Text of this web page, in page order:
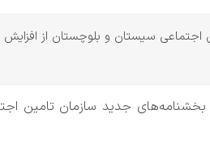
اجتماعی سیستان و بلوچستان از
جدید سازمان تامین